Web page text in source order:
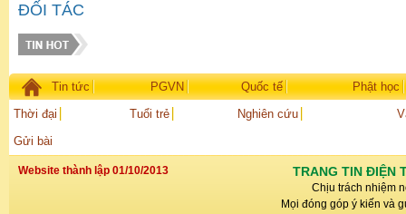
ĐỐI TÁC
Tin tức PGVN Quốc tế
Phật học
Thời đại
Tuổi trẻ Nghiên cứu
Gửi bài
Website thành lập 01/10/2013 TRANG TIN ĐIỆN
Chịu trách nhiệm
Mọi đóng góp ý kiến và